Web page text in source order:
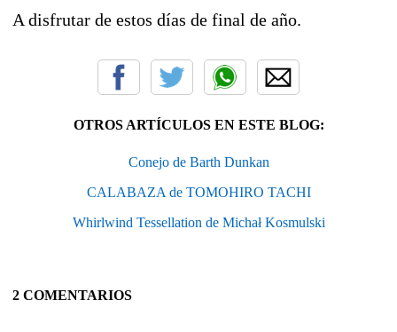
A disfrutar de estos días de final de año.
OTROS ARTÍCULOS EN ESTE BLOG:
Conejo de Barth Dunkan
CALABAZA de TOMOHIRO TACHI
Whirlwind Tessellation de Michał Kosmulski
2 COMENTARIOS